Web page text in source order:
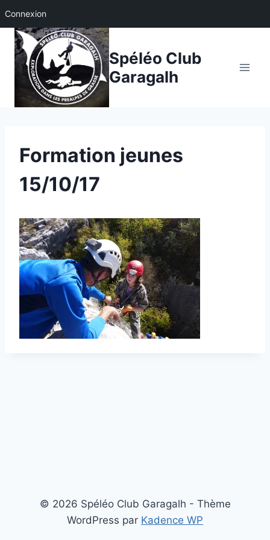
Connexion
Aller
contenu
Spéléo Club
Garagalh
Formation jeunes
15/10/17
© 2026 Spéléo Club Garagalh - Thème
WordPress par Kadence WP